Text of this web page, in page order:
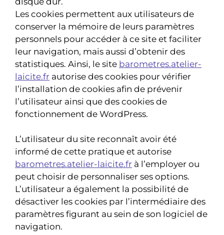
Les cookies permettent aux utilisateurs de
conserver la mémoire de leurs paramètres
personnels pour accéder à ce site et faciliter
leur navigation, mais aussi d’obtenir des
statistiques. Ainsi, le site barometres.atelier-
laicite.fr autorise des cookies pour vérifier
l’installation de cookies afin de prévenir
l’utilisateur ainsi que des cookies de
fonctionnement de WordPress.
L’utilisateur du site reconnaît avoir été
informé de cette pratique et autorise
barometres.atelier-laicite.fr à l’employer ou
peut choisir de personnaliser ses options.
L’utilisateur a également la possibilité de
désactiver les cookies par l’intermédiaire des
paramètres figurant au sein de son logiciel de
navigation.